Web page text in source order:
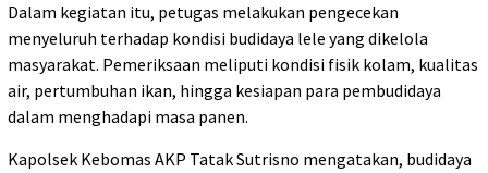
Dalam kegiatan itu, petugas melakukan pengecekan
menyeluruh terhadap kondisi budidaya lele yang dikelola
masyarakat. Pemeriksaan meliputi kondisi fisik kolam, kualitas
air, pertumbuhan ikan, hingga kesiapan para pembudidaya
dalam menghadapi masa panen.
Kapolsek Kebomas AKP Tatak Sutrisno mengatakan, budidaya